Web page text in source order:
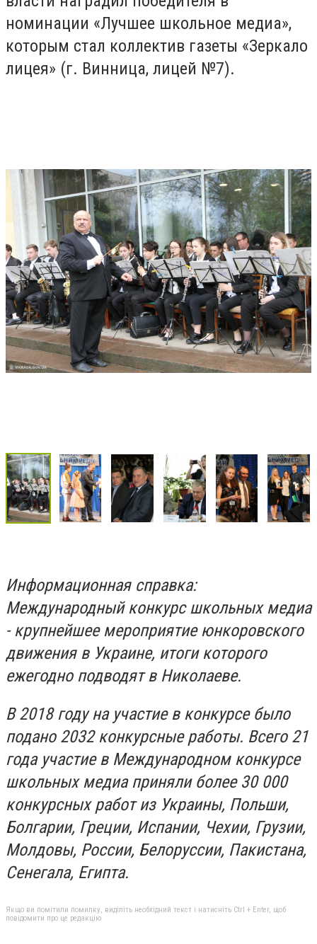
номинации «Лучшее школьное медиа»,
которым стал коллектив газеты «Зеркало
лицея» (г. Винница, лицей №7).
Информационная справка:
Международный конкурс школьных медиа
- крупнейшее мероприятие юнкоровского
движения в Украине, итоги которого
ежегодно подводят в Николаеве.
В 2018 году на участие в конкурсе было
подано 2032 конкурсные работы. Всего 21
года участие в Международном конкурсе
школьных медиа приняли более 30 000
конкурсных работ из Украины, Польши,
Болгарии, Греции, Испании, Чехии, Грузии,
Молдовы, России, Белоруссии, Пакистана,
Сенегала, Египта.
Якщо ви помітили помилку, виділіть необхідний текст і натисніть Ctrl + Enter, щоб
повідомити про це редакцію